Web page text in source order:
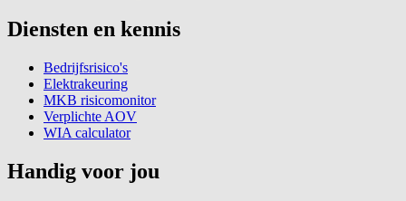
Diensten en kennis
Bedrijfsrisico's
Elektrakeuring
MKB risicomonitor
Verplichte AOV
WIA calculator
Handig voor jou